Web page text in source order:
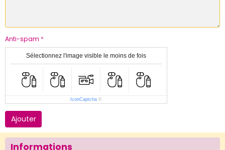
Anti-spam
Sélectionnez l'image visible le moins de fois
IconCaptcha ©
Ajouter
Informations